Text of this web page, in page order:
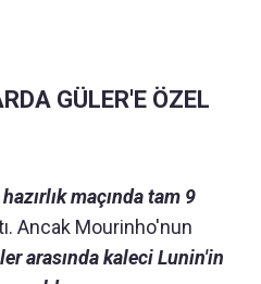
GÜLER'E ÖZEL
hazırlık maçında tam 9
Ancak Mourinho'nun
arasında kaleci Lunin'in